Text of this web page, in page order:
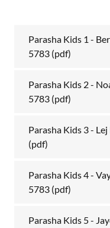
Parasha Kids 1 -
5783 (pdf)
Parasha Kids 2 -
5783 (pdf)
Parasha Kids 3 -
(pdf)
Parasha Kids 4 -
5783 (pdf)
Parasha Kids 5 -